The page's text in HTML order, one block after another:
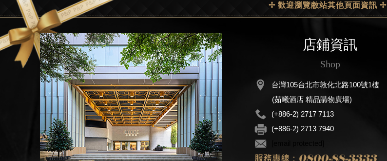
✢ 歡迎瀏覽敝站其他頁面資訊 ✢
店鋪資訊
Shop
台灣105台北市敦化北路100號1樓
(茹曦酒店 精品購物廣場)
(+886-2) 2717 7113
(+886-2) 2713 7940